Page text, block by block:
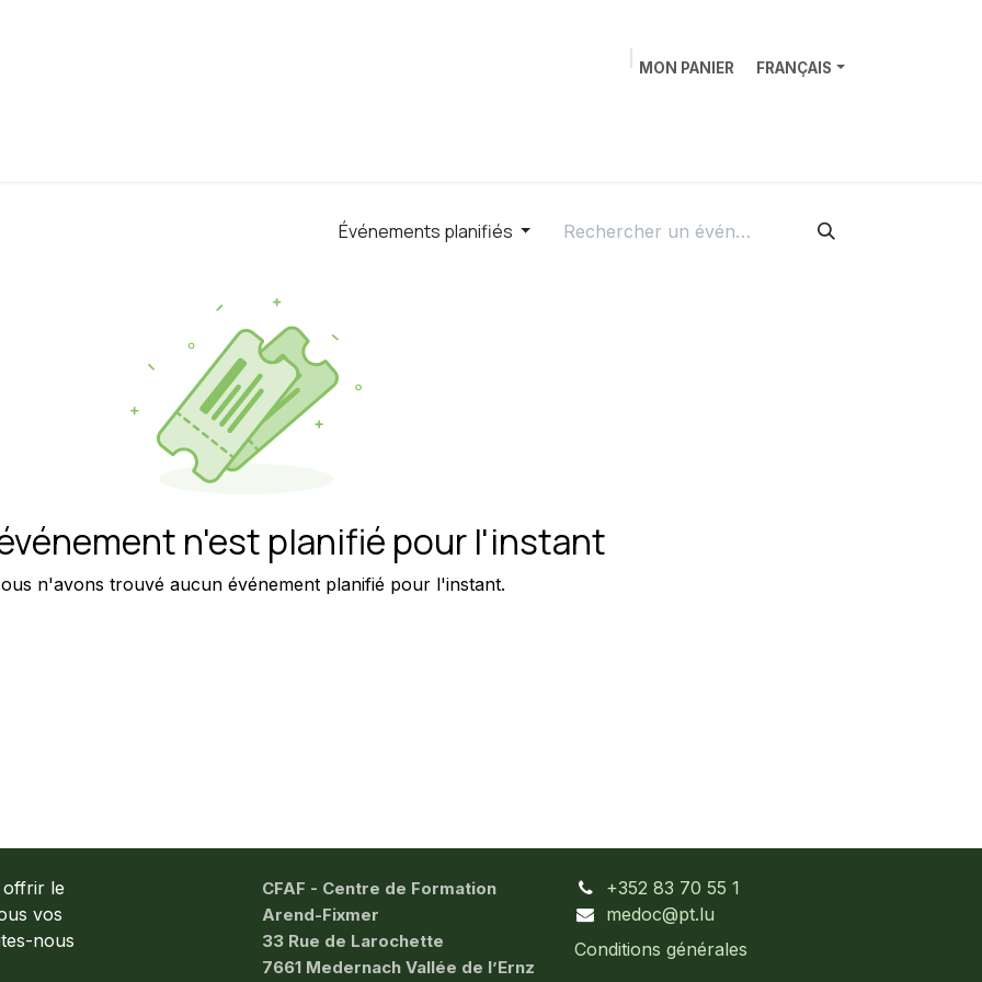
MON PANIER FRANÇAIS
Événements planifiés
n'est planifié pour l'instant
n'avons trouvé aucun événement planifié pour l'instant.
offrir le
vos
nous
CFAF - Centre de Formation
Arend-Fixmer
33 Rue de Larochette
7661 Medernach Vallée de l’Ernz
+352 83 70 55 1
medoc@pt.lu
Conditions générales